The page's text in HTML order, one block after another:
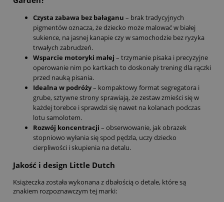
Czysta zabawa bez bałaganu – brak tradycyjnych
pigmentów oznacza, że dziecko może malować w białej
sukience, na jasnej kanapie czy w samochodzie bez ryzyka
trwałych zabrudzeń.
Wsparcie motoryki małej – trzymanie pisaka i precyzyjne
operowanie nim po kartkach to doskonały trening dla rączki
przed nauką pisania.
Idealna w podróży– kompaktowy format segregatora i
grube, sztywne strony sprawiają, że zestaw zmieści się w
każdej torebce i sprawdzi się nawet na kolanach podczas
lotu samolotem.
Rozwój koncentracji – obserwowanie, jak obrazek
stopniowo wyłania się spod pędzla, uczy dziecko
cierpliwości i skupienia na detalu.
Jakość i design Little Dutch
Książeczka została wykonana z dbałością o detale, które są
znakiem rozpoznawczym tej marki: